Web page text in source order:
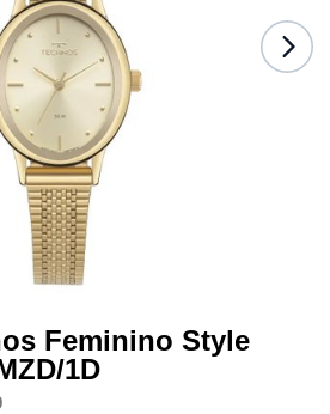
Feminino Style
1D